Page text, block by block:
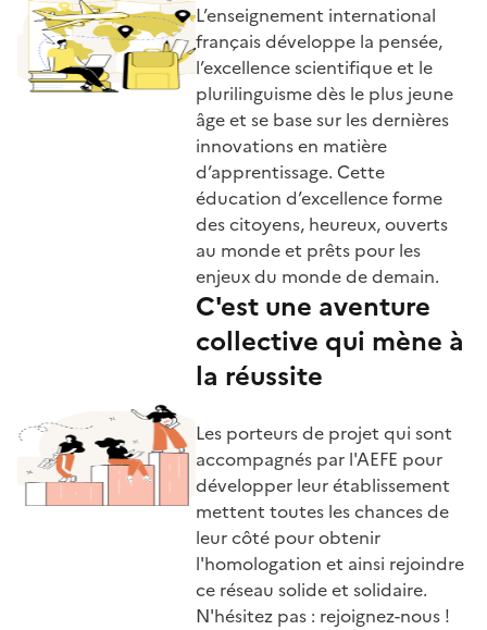
L’enseignement international
français développe la pensée,
l’excellence scientifique et le
plurilinguisme dès le plus jeune
âge et se base sur les dernières
innovations en matière
d’apprentissage. Cette
éducation d’excellence forme
des citoyens, heureux, ouverts
au monde et prêts pour les
enjeux du monde de demain.
C'est une aventure
collective qui mène à
la réussite
Les porteurs de projet qui sont
accompagnés par l'AEFE pour
développer leur établissement
mettent toutes les chances de
leur côté pour obtenir
l'homologation et ainsi rejoindre
ce réseau solide et solidaire.
N'hésitez pas : rejoignez-nous !